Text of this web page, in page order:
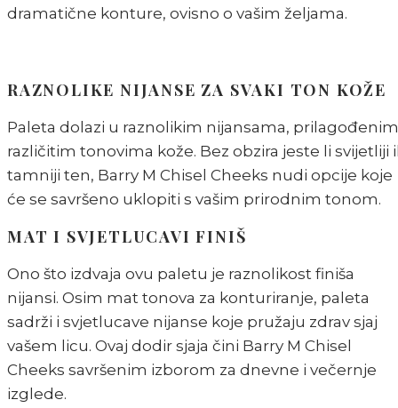
dramatične konture, ovisno o vašim željama.
RAZNOLIKE NIJANSE ZA SVAKI TON KOŽE
Paleta dolazi u raznolikim nijansama, prilagođenim
različitim tonovima kože. Bez obzira jeste li svijetliji
tamniji ten, Barry M Chisel Cheeks nudi opcije koje
će se savršeno uklopiti s vašim prirodnim tonom.
MAT I SVJETLUCAVI FINIŠ
Ono što izdvaja ovu paletu je raznolikost finiša
nijansi. Osim mat tonova za konturiranje, paleta
sadrži i svjetlucave nijanse koje pružaju zdrav sjaj
vašem licu. Ovaj dodir sjaja čini Barry M Chisel
Cheeks savršenim izborom za dnevne i večernje
izglede.